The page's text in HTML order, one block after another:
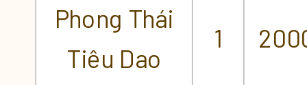
Phong Thái
Tiêu Dao
1